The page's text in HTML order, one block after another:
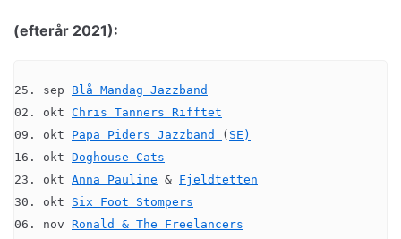
(efterår 2021):
25. sep Blå Mandag Jazzband
02. okt Chris Tanners Rifftet
09. okt Papa Piders Jazzband ( SE)
16. okt Doghouse Cats
23. okt Anna Pauline & Fjeldtetten
30. okt Six Foot Stompers
06. nov Ronald & The Freelancers